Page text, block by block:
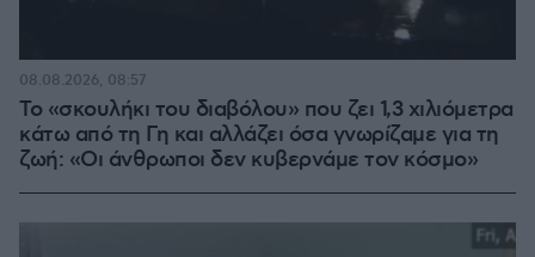
Το «σκουλήκι του διαβόλου» που ζει 1,3 χιλιόμετρα
κάτω από τη Γη και αλλάζει όσα γνωρίζαμε για τη
ζωή: «Οι άνθρωποι δεν κυβερνάμε τον κόσμο»
08.08.2026, 08:57